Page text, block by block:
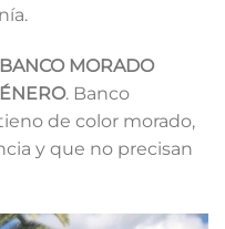
BANCO MORADO
. Banco
de color morado,
y que no precisan